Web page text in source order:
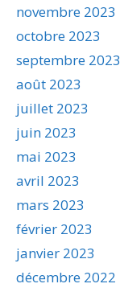
novembre 2023
octobre 2023
septembre 2023
août 2023
juillet 2023
juin 2023
mai 2023
avril 2023
mars 2023
février 2023
janvier 2023
décembre 2022